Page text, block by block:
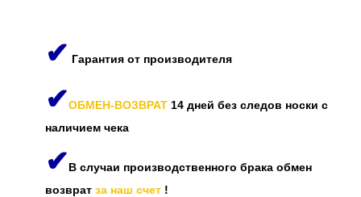
✔ Гарантия от производителя
✔ОБМЕН-ВОЗВРАТ 14 дней без следов носки с
наличием чека
✔В случаи производственного брака обмен
возврат за наш счет !